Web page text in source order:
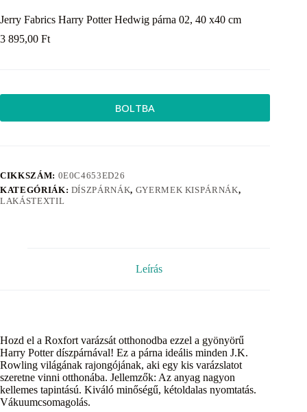
Jerry Fabrics Harry Potter Hedwig párna 02, 40 x40 cm
3 895,00 Ft
BOLTBA
CIKKSZÁM: 0E0C4653ED26
KATEGÓRIÁK: DÍSZPÁRNÁK, GYERMEK KISPÁRNÁK,
LAKÁSTEXTIL
Leírás
Hozd el a Roxfort varázsát otthonodba ezzel a gyönyörű
Harry Potter díszpárnával! Ez a párna ideális minden J.K.
Rowling világának rajongójának, aki egy kis varázslatot
szeretne vinni otthonába. Jellemzők: Az anyag nagyon
kellemes tapintású. Kiváló minőségű, kétoldalas nyomtatás.
Vákuumcsomagolás.